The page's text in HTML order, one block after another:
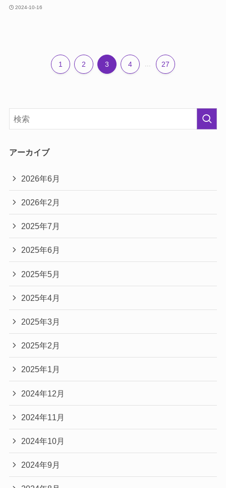
2024-10-16
1 2 3 4 27
アーカイブ
2026年6月
2026年2月
2025年7月
2025年6月
2025年5月
2025年4月
2025年3月
2025年2月
2025年1月
2024年12月
2024年11月
2024年10月
2024年9月